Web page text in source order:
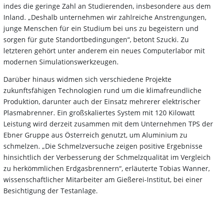
indes die geringe Zahl an Studierenden, insbesondere aus dem
Inland. „Deshalb unternehmen wir zahlreiche Anstrengungen,
junge Menschen für ein Studium bei uns zu begeistern und
sorgen für gute Standortbedingungen“, betont Szucki. Zu
letzteren gehört unter anderem ein neues Computerlabor mit
modernen Simulationswerkzeugen.
Darüber hinaus widmen sich verschiedene Projekte
zukunftsfähigen Technologien rund um die klimafreundliche
Produktion, darunter auch der Einsatz mehrerer elektrischer
Plasmabrenner. Ein großskaliertes System mit 120 Kilowatt
Leistung wird derzeit zusammen mit dem Unternehmen TPS der
Ebner Gruppe aus Österreich genutzt, um Aluminium zu
schmelzen. „Die Schmelzversuche zeigen positive Ergebnisse
hinsichtlich der Verbesserung der Schmelzqualität im Vergleich
zu herkömmlichen Erdgasbrennern“, erläuterte Tobias Wanner,
wissenschaftlicher Mitarbeiter am Gießerei-Institut, bei einer
Besichtigung der Testanlage.